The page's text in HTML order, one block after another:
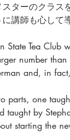
ターのクラス
講師も心して
State Tea
number
and, in
parts, one
taught by
starting the